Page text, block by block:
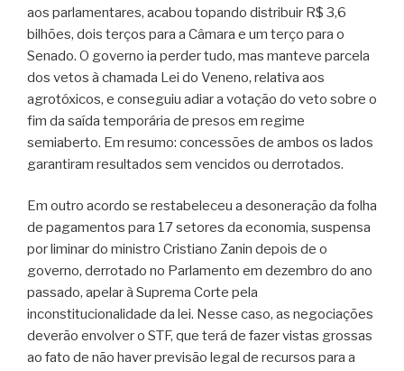
aos parlamentares, acabou topando distribuir R$ 3,6
bilhões, dois terços para a Câmara e um terço para o
Senado. O governo ia perder tudo, mas manteve parcela
dos vetos à chamada Lei do Veneno, relativa aos
agrotóxicos, e conseguiu adiar a votação do veto sobre o
fim da saída temporária de presos em regime
semiaberto. Em resumo: concessões de ambos os lados
garantiram resultados sem vencidos ou derrotados.
Em outro acordo se restabeleceu a desoneração da folha
de pagamentos para 17 setores da economia, suspensa
por liminar do ministro Cristiano Zanin depois de o
governo, derrotado no Parlamento em dezembro do ano
passado, apelar à Suprema Corte pela
inconstitucionalidade da lei. Nesse caso, as negociações
deverão envolver o STF, que terá de fazer vistas grossas
ao fato de não haver previsão legal de recursos para a